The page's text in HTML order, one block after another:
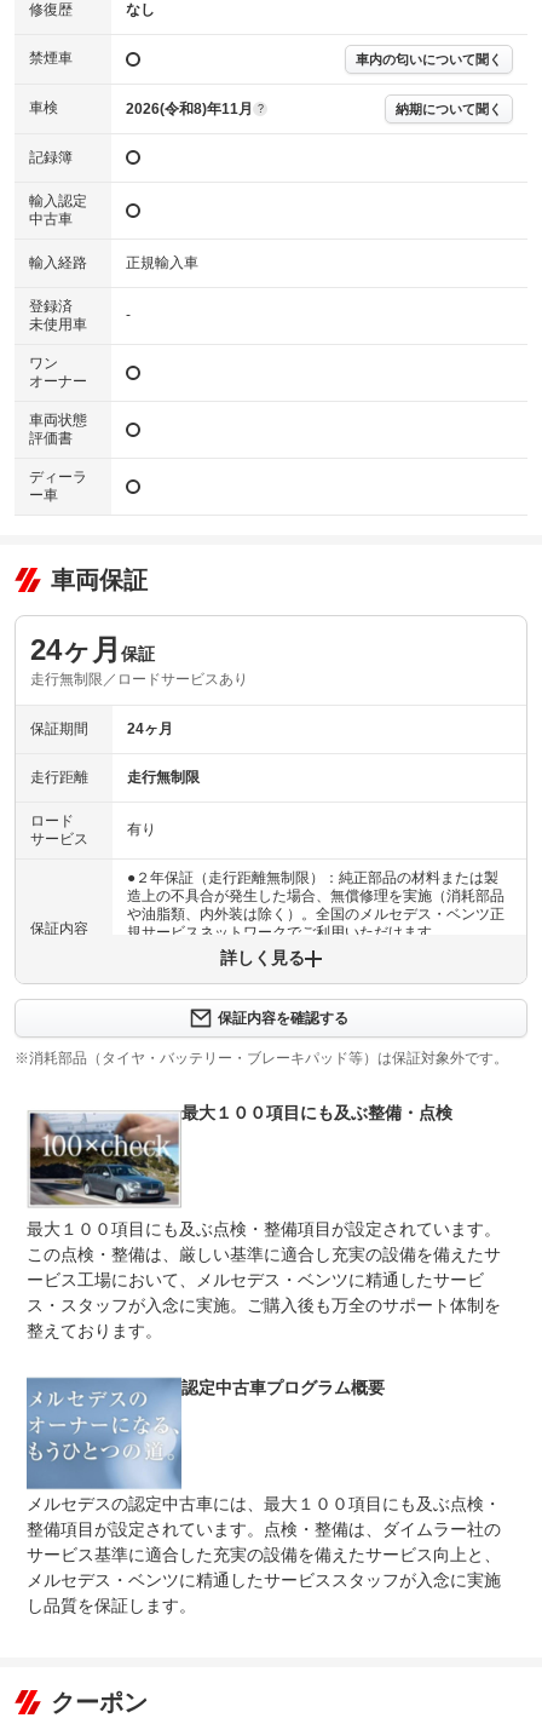
３６０度カメラシステム
ヘッドアップディスプレイ
ナビゲーションパッケージ
￥３０２，０００
トラフィックサインアシスト
自動再発進機能
アドバンスドサウンドシステム
イルミネーテッドステップカバー
ＭＢＵＸナビゲーションプレミアム
修復歴 なし
禁煙車 車内の匂いについて聞く
車検 2026(令和8)年11月 ? 納期について聞く
記録簿
輸入認定
中古車
輸入経路 正規輸入車
登録済
未使用車
-
ワン
オーナー
車両状態
評価書
ディーラ
ー車
車両保証
24ヶ月 保証
走行無制限／ロードサービスあり
保証期間 24ヶ月
走行距離 走行無制限
ロード
サービス
有り
保証内容
●２年保証（走行距離無制限）：純正部品の材料または製
造上の不具合が発生した場合、無償修理を実施（消耗部品
や油脂類、内外装は除く）。全国のメルセデス・ベンツ正
規サービスネットワークでご利用いただけます
上限金額 限度額無制限
免責金 無し
保証修理
受付先
-
法定整備
整備付 法定12ヶ月または法定24ヶ月点検整備付
※車検なし・車検整備付の場合は法定24ヶ月点検整備付
※商用車は6ヶ月または12ヶ月点検整備付
について
メルセデスの認定中古車「サーティファイドカー」には、
す。厳しい基準に適合し充実の設備を備えたサービス工場
において、サービス・スタッフが入念に実施。
詳しく見る
保証内容を確認する
※消耗部品（タイヤ・バッテリー・ブレーキパッド等）は保証対象外です。
最大１００項目にも及ぶ整備・点検
最大１００項目にも及ぶ点検・整備項目が設定されています。
この点検・整備は、厳しい基準に適合し充実の設備を備えたサ
ービス工場において、メルセデス・ベンツに精通したサービ
ス・スタッフが入念に実施。ご購入後も万全のサポート体制を
整えております。
認定中古車プログラム概要
メルセデスの認定中古車には、最大１００項目にも及ぶ点検・
整備項目が設定されています。点検・整備は、ダイムラー社の
サービス基準に適合した充実の設備を備えたサービス向上と、
メルセデス・ベンツに精通したサービススタッフが入念に実施
し品質を保証します。
クーポン